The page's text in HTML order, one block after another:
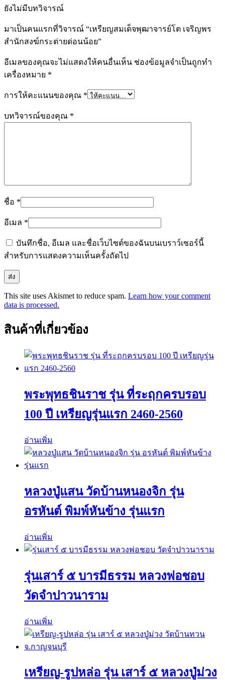
ยังไม่มีบทวิจารณ์
มาเป็นคนแรกที่วิจารณ์ “เหรียญสมเด็จพุฒาจารย์โต เจริญพร
สำนักสงฆ์กระต่ายด่อนน้อย”
อีเมลของคุณจะไม่แสดงให้คนอื่นเห็น ช่องข้อมูลจำเป็นถูกทำ
เครื่องหมาย *
การให้คะแนนของคุณ *
บทวิจารณ์ของคุณ *
ชื่อ *
อีเมล *
บันทึกชื่อ, อีเมล และชื่อเว็บไซต์ของฉันบนเบราว์เซอร์นี้
สำหรับการแสดงความเห็นครั้งถัดไป
This site uses Akismet to reduce spam. Learn how your comment
data is processed.
สินค้าที่เกี่ยวข้อง
พระพุทธชินราช รุ่น ที่ระฤกครบรอบ
100 ปี เหรียญรุ่นแรก 2460-2560
อ่านเพิ่ม
หลวงปู่แสน วัดบ้านหนองจิก รุ่น
อรหันต์ พิมพ์หันข้าง รุ่นแรก
อ่านเพิ่ม
รุ่นเสาร์ ๕ บารมีธรรม หลวงพ่อชอบ
วัดจำปาวนาราม
อ่านเพิ่ม
เหรียญ-รูปหล่อ รุ่น เสาร์ ๕ หลวงปู่ม่วง